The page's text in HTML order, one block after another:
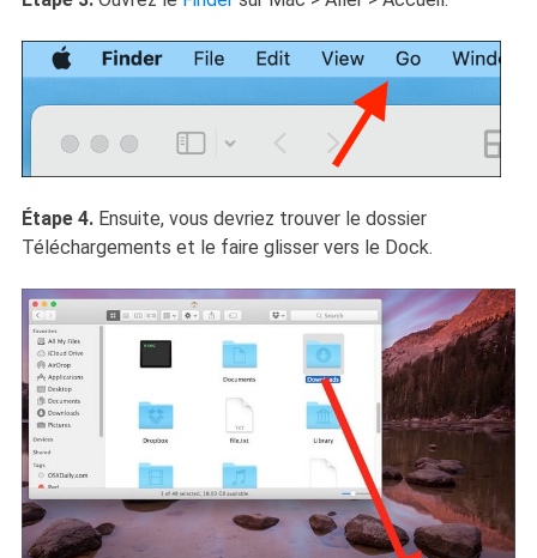
Étape 4.Ensuite, vous devriez trouver le dossier
Téléchargements et le faire glisser vers le Dock.